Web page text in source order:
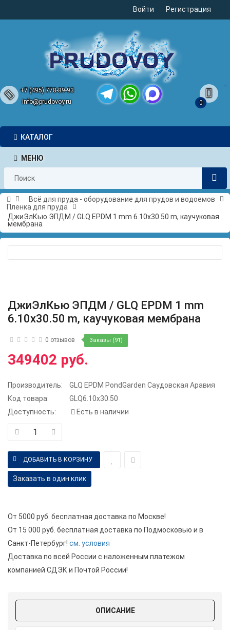
Войти Регистрация
+7 (495) 778-89-93
info@prudovoy.ru
0
КАТАЛОГ
МЕНЮ
Всё для пруда - оборудование для прудов и водоемов
Пленка для пруда
ДжиЭлКью ЭПДМ / GLQ EPDM 1 mm 6.10x30.50 m, каучуковая
мембрана
ДжиЭлКью ЭПДМ / GLQ EPDM 1 mm
6.10x30.50 m, каучуковая мембрана
0 отзывов Заказы (91)
349402 руб.
Производитель:
GLQ EPDM PondGarden Саудовская Аравия
Код товара:
GLQ6.10x30.50
Доступность:
Есть в наличии
Заказать в один клик
От 5000 руб. бесплатная доставка по Москве!
От 15 000 руб. бесплатная доставка по Подмосковью и в
Санкт-Петербург! см. условия
Доставка по всей России с наложенным платежом
компанией СДЭК и Почтой России!
ОПИСАНИЕ